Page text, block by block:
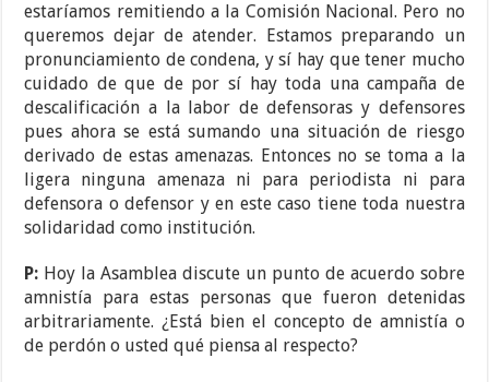
estaríamos remitiendo a la Comisión Nacional. Pero no
queremos dejar de atender. Estamos preparando un
pronunciamiento de condena, y sí hay que tener mucho
cuidado de que de por sí hay toda una campaña de
descalificación a la labor de defensoras y defensores
pues ahora se está sumando una situación de riesgo
derivado de estas amenazas. Entonces no se toma a la
ligera ninguna amenaza ni para periodista ni para
defensora o defensor y en este caso tiene toda nuestra
solidaridad como institución.
P: Hoy la Asamblea discute un punto de acuerdo sobre
amnistía para estas personas que fueron detenidas
arbitrariamente. ¿Está bien el concepto de amnistía o
de perdón o usted qué piensa al respecto?